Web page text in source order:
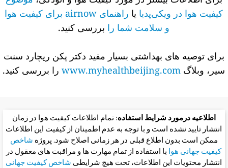
کیفیت هوا در ویکی‌پدیایا
راهنمای airnow برای کیفیت هوا
و سلامت شما را بررسی کنید.
برای توصیه های بهداشتی بسیار مفید دکتر پکن ریچارد سنت
سیر، وبلاگ www.myhealthbeijing.comرا بررسی کنید.
اطلاعیه درمورد شرایط استفاده: تمام اطلاعات کیفیت هوا در زمان
انتشار تایید نشده است و با توجه به عدم اطمینان از کیفیت این اطلاعات
ممکن است بدون اطلاع قبلی در هر زمانی اصلاح شود. پروژهشاخص
کیفیت جهانی هوا با استفاده از تمام مهارت ها و مراقبت های معقول در
انتشار محتویات این اطلاعات، تحت هیچ شرایطیشاخص کیفیت جهانی